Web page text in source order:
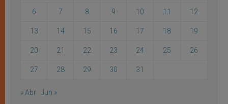
6 7 8 9 10 11 12
13 14 15 16 17 18 19
20 21 22 23 24 25 26
27 28 29 30 31
« Abr Jun »